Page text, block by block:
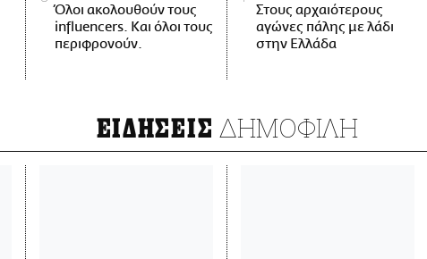
Όλοι ακολουθούν τους
influencers. Και όλοι τους
περιφρονούν.
Στους αρχαιότερους
αγώνες πάλης με λάδι
στην Ελλάδα
ΕΙΔΗΣΕΙΣ ΔΗΜΟΦΙΛΗ